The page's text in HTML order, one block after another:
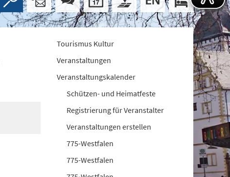
Tourismus Kultur
Veranstaltungen
Veranstaltungskalender
Schützen- und Heimatfeste
Registrierung für Veranstalter
Veranstaltungen erstellen
775-Westfalen
775-Westfalen